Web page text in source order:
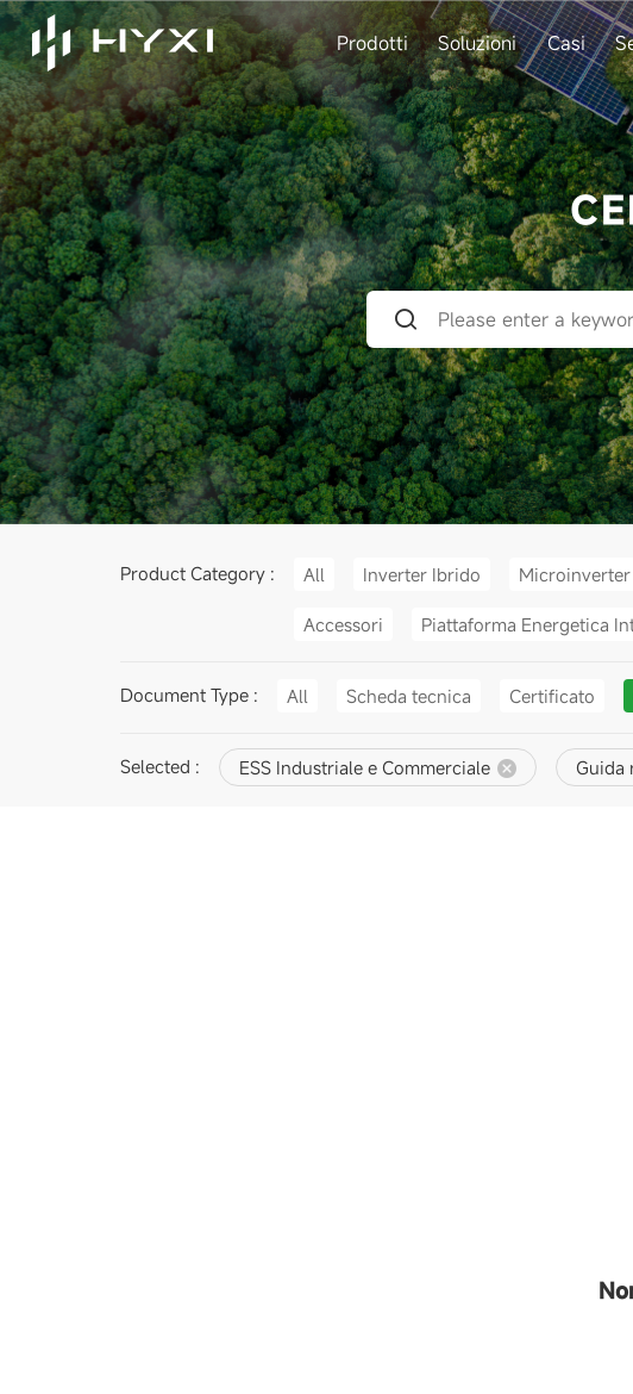
Prodotti Soluzioni Casi
Product Category : All Inverter Ibrido Microinverter
Accessori Piattaforma Energetica
Document Type : All Scheda tecnica Certificato
Selected : ESS Industriale e Commerciale Guida